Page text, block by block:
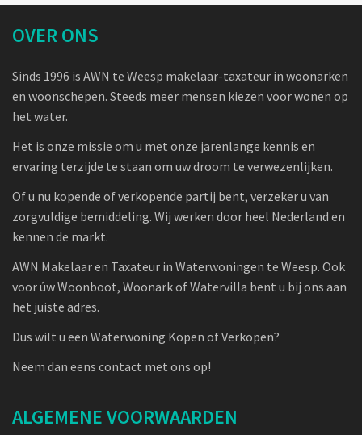
OVER ONS
Sinds 1996 is AWN te Weesp makelaar-taxateur in woonarken
en woonschepen. Steeds meer mensen kiezen voor wonen op
het water.
Het is onze missie om u met onze jarenlange kennis en
ervaring terzijde te staan om uw droom te verwezenlijken.
Of u nu kopende of verkopende partij bent, verzeker u van
zorgvuldige bemiddeling. Wij werken door heel Nederland en
kennen de markt.
AWN Makelaar en Taxateur in Waterwoningen te Weesp. Ook
voor úw Woonboot, Woonark of Watervilla bent u bij ons aan
het juiste adres.
Dus wilt u een Waterwoning Kopen of Verkopen?
Neem dan eens contact met ons op!
ALGEMENE VOORWAARDEN